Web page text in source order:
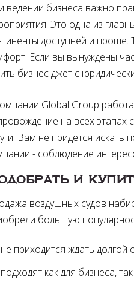
ведении бизнеса важно
Это одна из
доступней и
Если вы вынуждены
бизнес джет с
Global Group
на всех этапах
Вам не придется
- соблюдение
и
воздушных судов
большую
не приходится ждать долгой
подходят как для бизнеса,